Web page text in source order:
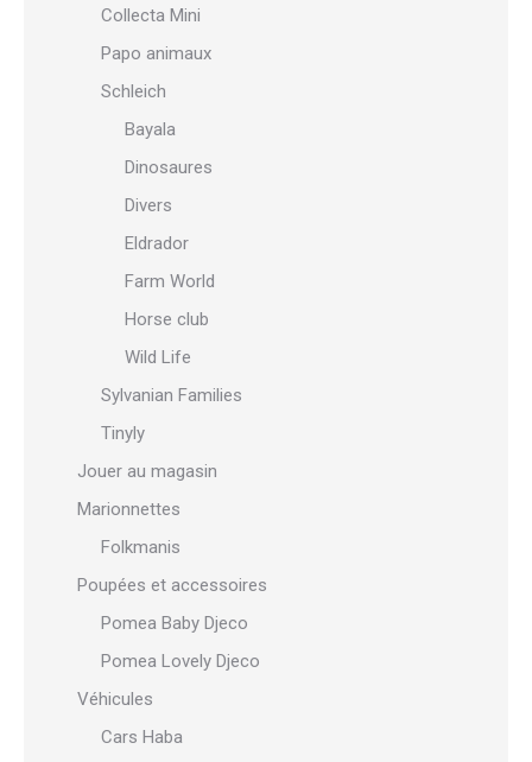
Collecta Mini
Papo animaux
Schleich
Bayala
Dinosaures
Divers
Eldrador
Farm World
Horse club
Wild Life
Sylvanian Families
Tinyly
Jouer au magasin
Marionnettes
Folkmanis
Poupées et accessoires
Pomea Baby Djeco
Pomea Lovely Djeco
Véhicules
Cars Haba